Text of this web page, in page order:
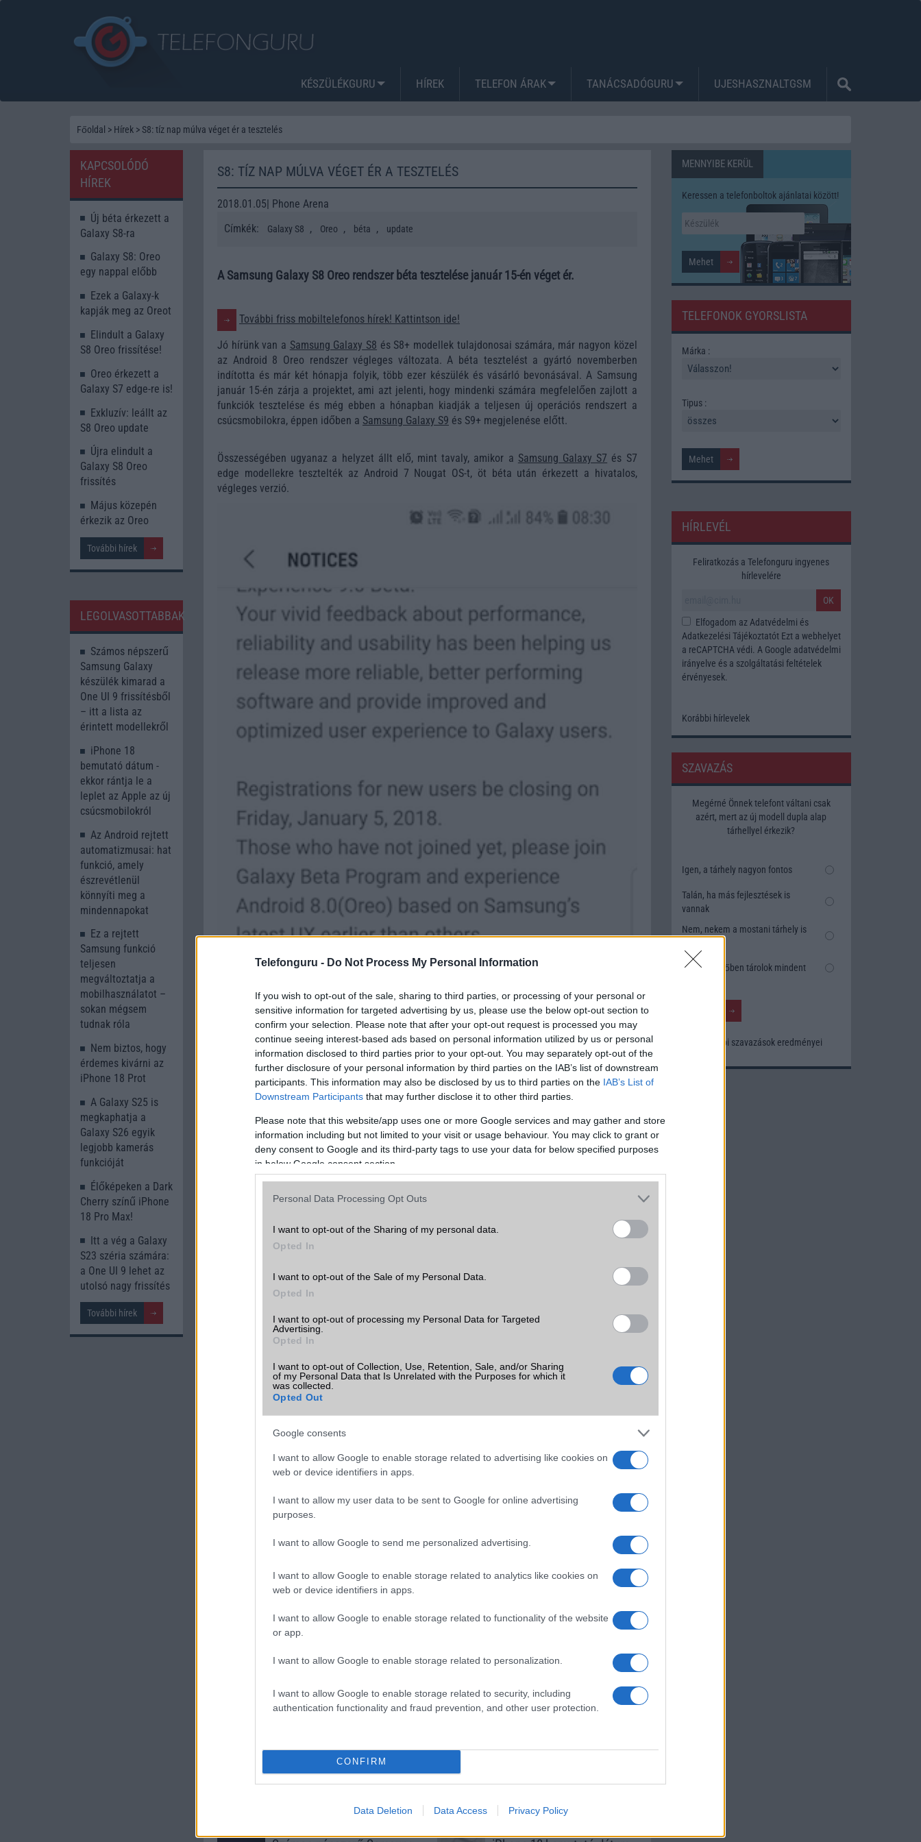
Telefonguru - Do Not Process My Personal Information
If you wish to opt-out of the sale, sharing to third parties, or processing of your personal or
sensitive information for targeted advertising by us, please use the below opt-out section to
confirm your selection. Please note that after your opt-out request is processed you may
continue seeing interest-based ads based on personal information utilized by us or personal
information disclosed to third parties prior to your opt-out. You may separately opt-out of the
further disclosure of your personal information by third parties on the IAB’s list of downstream
participants. This information may also be disclosed by us to third parties on the IAB’s List of
Downstream Participants that may further disclose it to other third parties.
Please note that this website/app uses one or more Google services and may gather and store
information including but not limited to your visit or usage behaviour. You may click to grant or
deny consent to Google and its third-party tags to use your data for below specified purposes
in below Google consent section.
Personal Data Processing Opt Outs
I want to opt-out of the Sharing of my personal data.
Opted In
I want to opt-out of the Sale of my Personal Data.
Opted In
I want to opt-out of processing my Personal Data for Targeted
Advertising.
Opted In
I want to opt-out of Collection, Use, Retention, Sale, and/or Sharing
of my Personal Data that Is Unrelated with the Purposes for which it
was collected.
Opted Out
Google consents
I want to allow Google to enable storage related to advertising like cookies on
web or device identifiers in apps.
I want to allow my user data to be sent to Google for online advertising
purposes.
I want to allow Google to send me personalized advertising.
I want to allow Google to enable storage related to analytics like cookies on
web or device identifiers in apps.
I want to allow Google to enable storage related to functionality of the website
or app.
I want to allow Google to enable storage related to personalization.
I want to allow Google to enable storage related to security, including
authentication functionality and fraud prevention, and other user protection.
CONFIRM
Data Deletion Data Access Privacy Policy
KÉSZÜLÉKGURU HÍREK TELEFON ÁRAK TANÁCSADÓGURU UJESHASZNALTGSM
Főoldal > Hírek > S8: tíz nap múlva véget ér a tesztelés
S8: TÍZ NAP MÚLVA VÉGET ÉR A TESZTELÉS
2018.01.05| Phone Arena
Címkék:
Galaxy S8 , Oreo , béta , update
A Samsung Galaxy S8 Oreo rendszer béta tesztelése január 15-én véget ér.
További friss mobiltelefonos hírek! Kattintson ide!
Jó hírünk van a Samsung Galaxy S8 és S8+ modellek tulajdonosai számára, már nagyon közel
az Android 8 Oreo rendszer végleges változata. A béta tesztelést a gyártó novemberben
indította és már két hónapja folyik, több ezer készülék és vásárló bevonásával. A Samsung
január 15-én zárja a projektet, ami azt jelenti, hogy mindenki számára megfelelően zajlott a
funkciók tesztelése és még ebben a hónapban kiadják a teljesen új operációs rendszert a
csúcsmobilokra, éppen időben a Samsung Galaxy S9 és S9+ megjelenése előtt.
Összességében ugyanaz a helyzet állt elő, mint tavaly, amikor a Samsung Galaxy S7 és S7
edge modellekre tesztelték az Android 7 Nougat OS-t, öt béta után érkezett a hivatalos,
végleges verzió.
Új és Használt GSM kiemelt ajánlatok
Apple Watch Series 11
Nyugati GSM
Apple iPhone 16
Euro Gsm
Apple iPhone 16 Plus
Nyugati GSM
KAPCSOLÓDÓ
HÍREK
Új béta érkezett a
Galaxy S8-ra
Galaxy S8: Oreo
egy nappal előbb
Ezek a Galaxy-k
kapják meg az Oreot
Elindult a Galaxy
S8 Oreo frissítése!
Oreo érkezett a
Galaxy S7 edge-re is!
Exkluzív: leállt az
S8 Oreo update
Újra elindult a
Galaxy S8 Oreo
frissítés
Május közepén
érkezik az Oreo
További hírek
LEGOLVASOTTABBAK
Számos népszerű
Samsung Galaxy
készülék kimarad a
One UI 9 frissítésből
– itt a lista az
érintett modellekről
iPhone 18
bemutató dátum -
ekkor rántja le a
leplet az Apple az új
csúcsmobilokról
Az Android rejtett
automatizmusai: hat
funkció, amely
észrevétlenül
könnyíti meg a
mindennapokat
Ez a rejtett
Samsung funkció
teljesen
megváltoztatja a
mobilhasználatot –
sokan mégsem
tudnak róla
Nem biztos, hogy
érdemes kivárni az
iPhone 18 Prot
A Galaxy S25 is
megkaphatja a
Galaxy S26 egyik
legjobb kamerás
funkcióját
Élőképeken a Dark
Cherry színű iPhone
18 Pro Max!
Itt a vég a Galaxy
S23 széria számára:
a One UI 9 lehet az
utolsó nagy frissítés
További hírek
MENNYIBE KERÜL
Keressen a telefonboltok ajánlatai között!
TELEFONOK GYORSLISTA
Márka :
Tipus :
HÍRLEVÉL
Feliratkozás a Telefonguru ingyenes
hírlevelére
OK
Elfogadom az Adatvédelmi és
Adatkezelési TájékoztatótEzt a webhelyet
a reCAPTCHA védi. A Google adatvédelmi
irányelve és a szolgáltatási feltételek
érvényesek.
Korábbi hírlevelek
SZAVAZÁS
Megérné Önnek telefont váltani csak
azért, mert az új modell dupla alap
tárhellyel érkezik?
Igen, a tárhely nagyon fontos
Talán, ha más fejlesztések is
vannak
Nem, nekem a mostani tárhely is
Inkább felhőben tárolok mindent
Korábbi szavazások eredményei